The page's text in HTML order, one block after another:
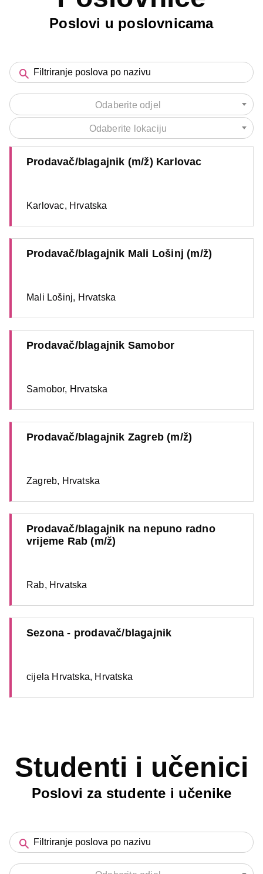
Poslovi u poslovnicama
Odaberite odjel
Odaberite lokaciju
Prodavač/blagajnik (m/ž) Karlovac
Karlovac, Hrvatska
Prodavač/blagajnik Mali Lošinj (m/ž)
Mali Lošinj, Hrvatska
Prodavač/blagajnik Samobor
Samobor, Hrvatska
Prodavač/blagajnik Zagreb (m/ž)
Zagreb, Hrvatska
Prodavač/blagajnik na nepuno radno
vrijeme Rab (m/ž)
Rab, Hrvatska
Sezona - prodavač/blagajnik
cijela Hrvatska, Hrvatska
Studenti i učenici
Poslovi za studente i učenike